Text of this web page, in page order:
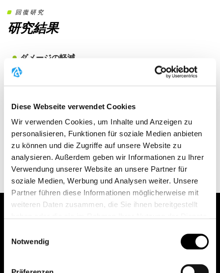
Diese Webseite verwendet Cookies
Wir verwenden Cookies, um Inhalte und Anzeigen zu
personalisieren, Funktionen für soziale Medien anbieten
zu können und die Zugriffe auf unsere Website zu
analysieren. Außerdem geben wir Informationen zu Ihrer
Verwendung unserer Website an unsere Partner für
soziale Medien, Werbung und Analysen weiter. Unsere
Partner führen diese Informationen möglicherweise mit
weiteren Daten zusammen, die Sie ihnen bereitgestellt
Weitere Informationen finden Sie unter
Datenschutz
Notwendig
回復研究
研究結果
ダメージの軽減
30kmのランニング後のCK増加が19%減少⁸– 科学的に
激しい運動から24時間後に測定されたTNF-αとPGE₂
値は、それぞれ34%と61%減少
怪我からの回復
研究によると、筋肉は0.9%維持されるのに対し、固定
すると3.7%の筋肉損失が見られることが示されていま
す ⁴
回復給付
再生中のメリット